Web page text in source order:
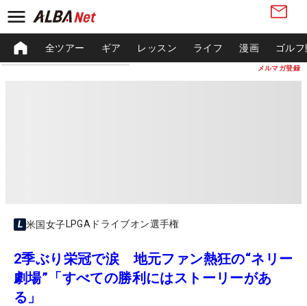
メルマガ登録
全ツアー ギア レッスン ライフ 漫画 ゴル
米国女子LPGAドライブオン選手権
2季ぶり栄冠で涙 地元ファン熱狂の“ネリー
劇場”「すべての勝利にはストーリーがあ
る」